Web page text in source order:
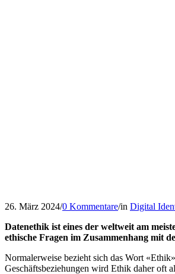
26. März 2024/0 Kommentare/in Digital
Datenethik ist eines der weltweit am
ethische Fragen im Zusammenhang mit
Normalerweise bezieht sich das Wort
Geschäftsbeziehungen wird Ethik daher oft